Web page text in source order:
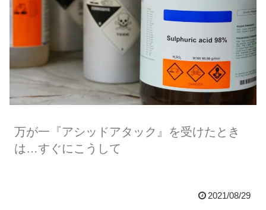
万が一『アシッドアタック』を受けたとき
は…すぐにこうして
2021/08/29